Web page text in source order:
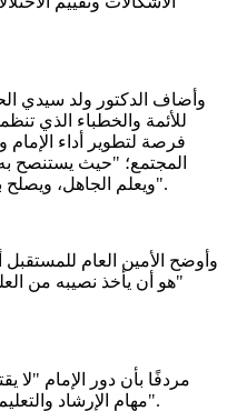
وأضاف الدكتور ولد سيدي
للأئمة والخطباء الذي
فرصة لتطوير أداء
المجتمع؛ "حيث يستنصح
ويعلم الجاهل، ويصلح بين أفراد المجتمع، ويقودهم إلى الخير".
وأوضح الأمين العام للمستقبل
"هو أن يأخذ نصيبه من
مردفًا بأن دور الإمام "لا
مهام الإرشاد والتعليم، وصلة جار المسجد، وعيادة المريض".